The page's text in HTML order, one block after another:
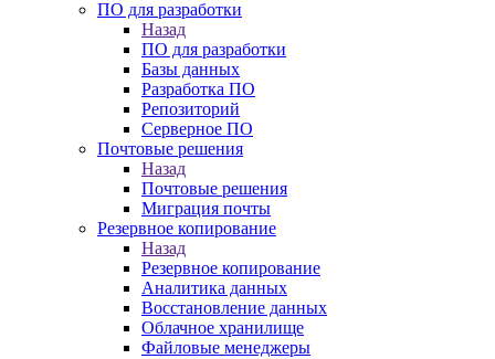
ПО для разработки
Назад
ПО для разработки
Базы данных
Разработка ПО
Репозиторий
Серверное ПО
Почтовые решения
Назад
Почтовые решения
Миграция почты
Резервное копирование
Назад
Резервное копирование
Аналитика данных
Восстановление данных
Облачное хранилище
Файловые менеджеры